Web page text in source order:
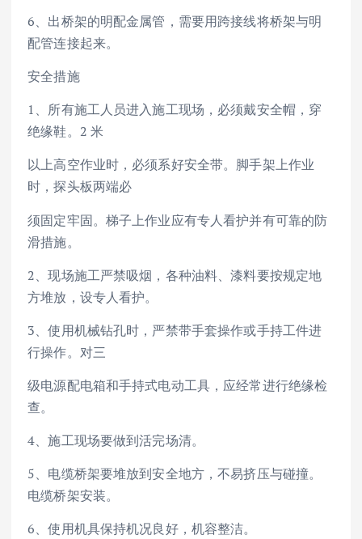
6、出桥架的明配金属管，需要用跨接线将桥架与明
配管连接起来。
安全措施
1、所有施工人员进入施工现场，必须戴安全帽，穿
绝缘鞋。2 米
以上高空作业时，必须系好安全带。脚手架上作业
时，探头板两端必
须固定牢固。梯子上作业应有专人看护并有可靠的防
滑措施。
2、现场施工严禁吸烟，各种油料、漆料要按规定地
方堆放，设专人看护。
3、使用机械钻孔时，严禁带手套操作或手持工件进
行操作。对三
级电源配电箱和手持式电动工具，应经常进行绝缘检
查。
4、施工现场要做到活完场清。
5、电缆桥架要堆放到安全地方，不易挤压与碰撞。
电缆桥架安装。
6、使用机具保持机况良好，机容整洁。